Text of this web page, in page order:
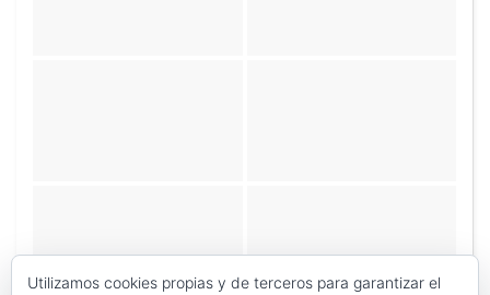
Utilizamos cookies propias y de terceros para garantizar el